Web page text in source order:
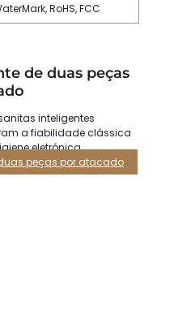
RoHS, FCC
de duas peças
inteligentes
a fiabilidade clássica
eletrónica.
peças por atacado